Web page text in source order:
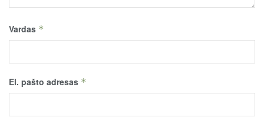
Vardas *
El. pašto adresas *